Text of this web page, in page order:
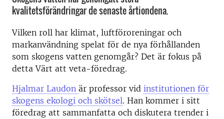
kvalitetsförändringar de senaste årtiondena.
Vilken roll har klimat, luftföroreningar och
markanvändning spelat för de nya förhållanden
som skogens vatten genomgår? Det är fokus på
detta Värt att veta-föredrag.
Hjalmar Laudon är professor vid institutionen för
skogens ekologi och skötsel. Han kommer i sitt
föredrag att sammanfatta och diskutera trender i